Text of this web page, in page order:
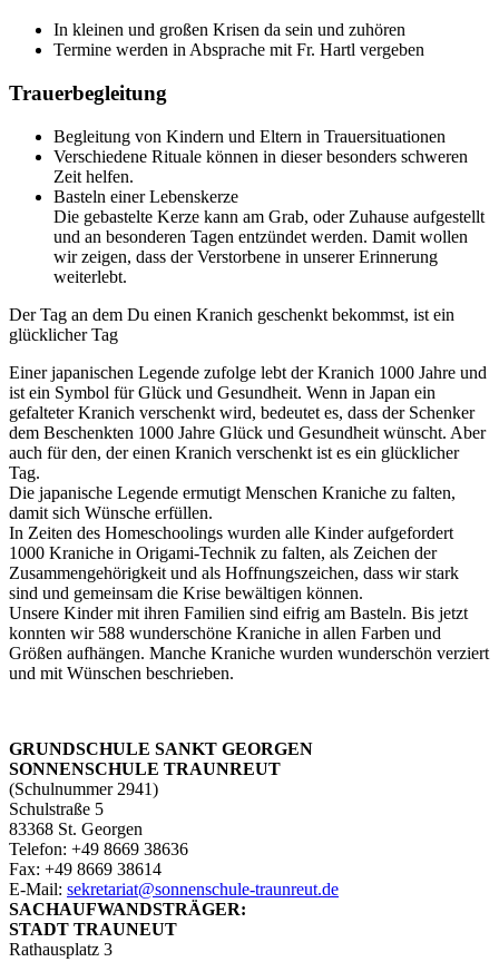
In kleinen und großen Krisen da sein und zuhören
Termine werden in Absprache mit Fr. Hartl vergeben
Trauerbegleitung
Begleitung von Kindern und Eltern in Trauersituationen
Verschiedene Rituale können in dieser besonders schweren
Zeit helfen.
Basteln einer Lebenskerze
Die gebastelte Kerze kann am Grab, oder Zuhause aufgestellt
und an besonderen Tagen entzündet werden. Damit wollen
wir zeigen, dass der Verstorbene in unserer Erinnerung
weiterlebt.
Der Tag an dem Du einen Kranich geschenkt bekommst, ist ein
glücklicher Tag
Einer japanischen Legende zufolge lebt der Kranich 1000 Jahre und
ist ein Symbol für Glück und Gesundheit. Wenn in Japan ein
gefalteter Kranich verschenkt wird, bedeutet es, dass der Schenker
dem Beschenkten 1000 Jahre Glück und Gesundheit wünscht. Aber
auch für den, der einen Kranich verschenkt ist es ein glücklicher
Tag.
Die japanische Legende ermutigt Menschen Kraniche zu falten,
damit sich Wünsche erfüllen.
In Zeiten des Homeschoolings wurden alle Kinder aufgefordert
1000 Kraniche in Origami-Technik zu falten, als Zeichen der
Zusammengehörigkeit und als Hoffnungszeichen, dass wir stark
sind und gemeinsam die Krise bewältigen können.
Unsere Kinder mit ihren Familien sind eifrig am Basteln. Bis jetzt
konnten wir 588 wunderschöne Kraniche in allen Farben und
Größen aufhängen. Manche Kraniche wurden wunderschön verziert
und mit Wünschen beschrieben.
GRUNDSCHULE SANKT GEORGEN
SONNENSCHULE TRAUNREUT
(Schulnummer 2941)
Schulstraße 5
83368 St. Georgen
Telefon: +49 8669 38636
Fax: +49 8669 38614
E‑Mail: sekretariat@sonnenschule-traunreut.de
SACHAUFWANDSTRÄGER:
STADT TRAUNEUT
Rathausplatz 3